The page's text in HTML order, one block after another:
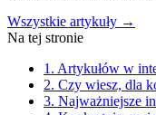
Wszystkie artykuły →
Na tej stronie
1. Artykułów w
2. Czy wiesz, dla
3. Najważniejsze